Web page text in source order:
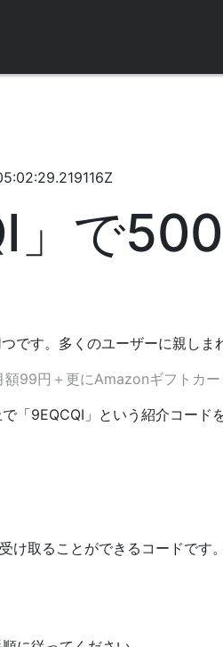
」で
す。多くのユーザーに親しま
99円＋更にAmazonギフトカ
「9EQCQI」という紹介コー
取ることができるコードです